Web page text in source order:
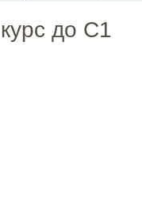
до С1